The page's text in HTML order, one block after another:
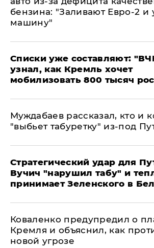
бензина: "Заливают Евро-2 и
машину"
Списки уже составляют:
узнал, как Кремль хочет
мобилизовать 800 тысяч
Муждабаев рассказал, кто и
"выбьет табуретку" из-под
Стратегический удар для
Вучич "нарушил табу" и
принимает Зеленского в
Коваленко предупредил о
Кремля и объяснил, как
новой угрозе